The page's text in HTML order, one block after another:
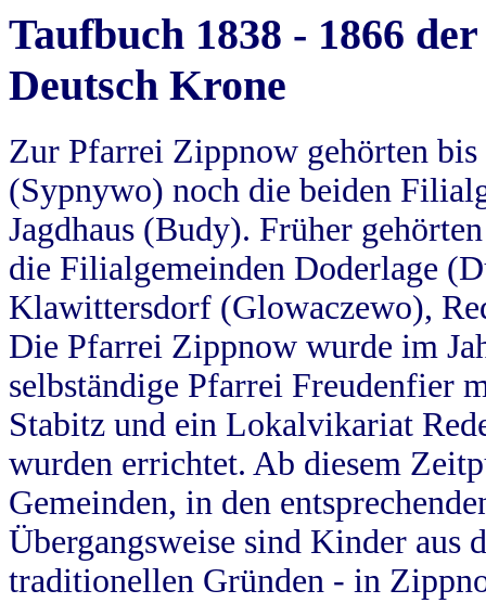
Taufbuch 1838 - 1866
Deutsch Krone
Zur Pfarrei Zippnow gehörten
(Sypnywo) noch die beiden
Jagdhaus (Budy). Früher
die Filialgemeinden Doderlage
Klawittersdorf (Glowaczewo),
Die Pfarrei Zippnow wurde im
selbständige Pfarrei Freudenfier
Stabitz und ein Lokalvikariat
wurden errichtet. Ab diesem
Gemeinden, in den
Übergangsweise sind Kinder aus
traditionellen Gründen - in